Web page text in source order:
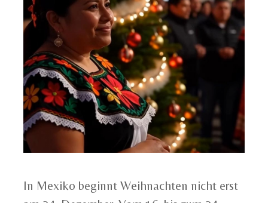
In Mexiko beginnt Weihnachten nicht erst